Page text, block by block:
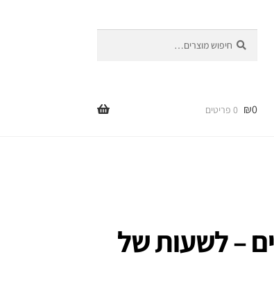
עבור:
₪0 0 פריטים
– לשעות של